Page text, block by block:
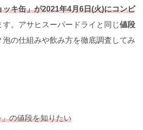
ッキ缶」が2021年4月6日(火)にコンビ
す。アサヒスーパードライと同じ値段
泡の仕組みや飲み方を徹底調査してみ
の値段を知りたい